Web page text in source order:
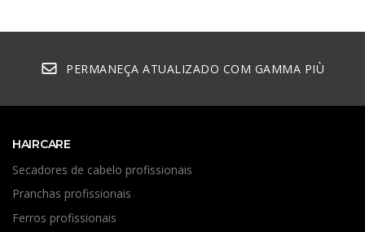
PERMANEÇA ATUALIZADO COM GAMMA PIÙ
HAIRCARE
Secadores de cabelo profissionais
Pranchas profissionais
Ferros profissionais